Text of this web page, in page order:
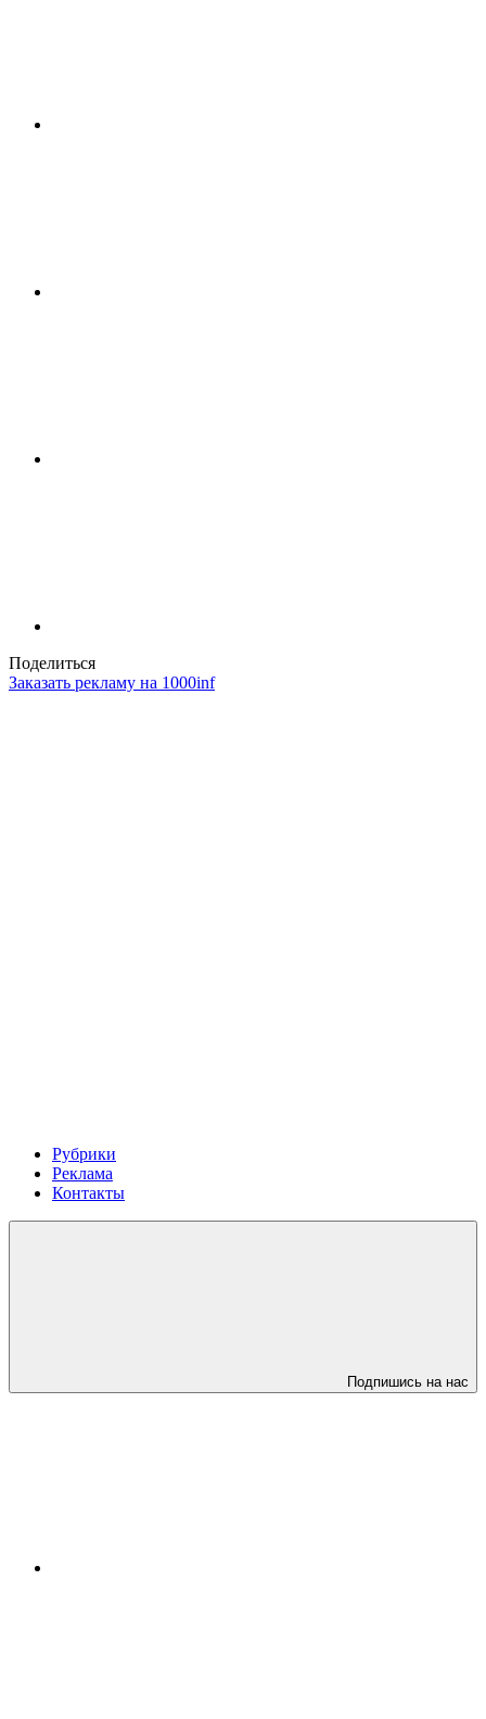
Поделиться
Заказать рекламу на 1000inf
Рубрики
Реклама
Контакты
Подпишись на нас